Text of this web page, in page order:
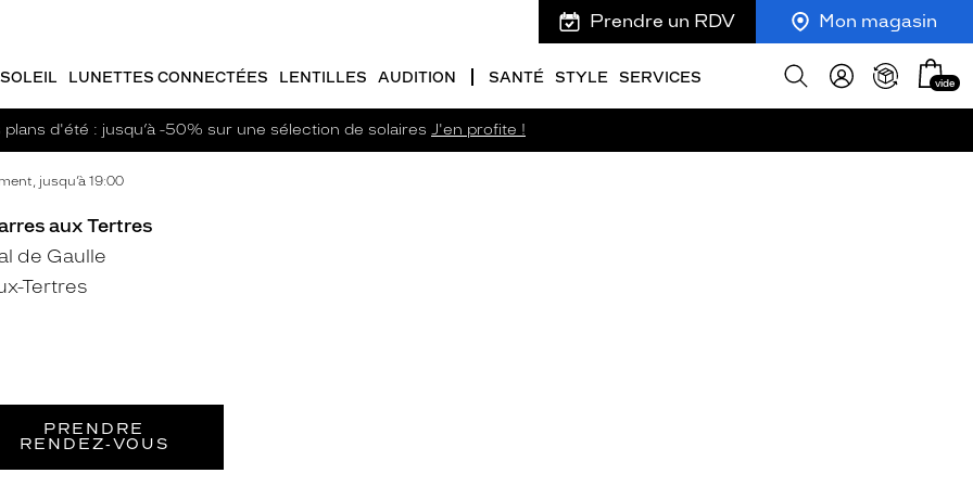
Prendre un RDV Mon magasin
LUNETTES CONNECTÉES LENTILLES AUDITION SANTÉ STYLE SERVICES
Afficher
Mon
panier
vide
plans d'été : jusqu’à -50% sur une sélection de solaires J'en profite !
jusqu’à 19:00
aux Tertres
de Gaulle
Tertres
PRENDRE
RENDEZ‑VOUS